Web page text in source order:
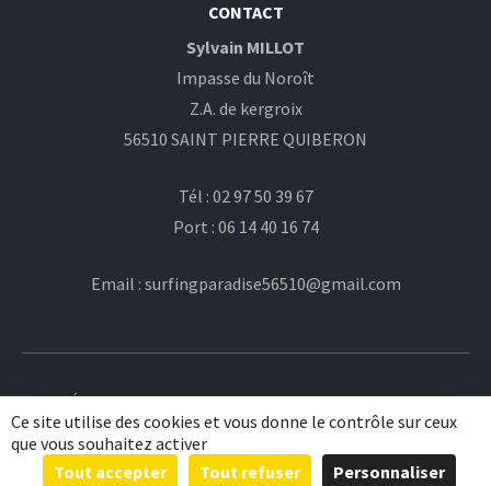
CONTACT
Sylvain MILLOT
Impasse du Noroît
Z.A. de kergroix
56510 SAINT PIERRE QUIBERON
Tél : 02 97 50 39 67
Port : 06 14 40 16 74
Email : surfingparadise56510@gmail.com
© École de surf Surfing Paradise 2015 -Plan du site-
Mentions légales
Ce site utilise des cookies et vous donne le contrôle sur ceux
que vous souhaitez activer
Tout accepter
Tout refuser Personnaliser